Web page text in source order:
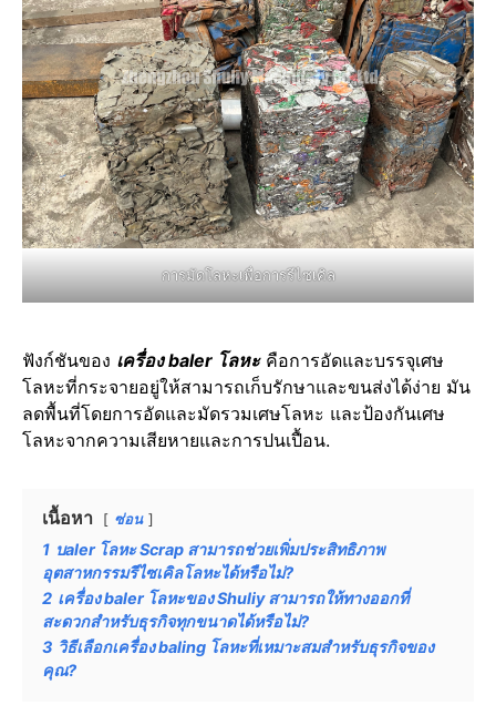
การมัดโลหะเพื่อการรีไซเคิล
ฟังก์ชันของ เครื่อง baler โลหะคือการอัดและบรรจุเศษ
โลหะที่กระจายอยู่ให้สามารถเก็บรักษาและขนส่งได้ง่าย มัน
ลดพื้นที่โดยการอัดและมัดรวมเศษโลหะ และป้องกันเศษ
โลหะจากความเสียหายและการปนเปื้อน.
เนื้อหา ซ่อน
1 บaler โลหะ Scrap สามารถช่วยเพิ่มประสิทธิภาพ
อุตสาหกรรมรีไซเคิลโลหะได้หรือไม่?
2 เครื่อง baler โลหะของ Shuliy สามารถให้ทางออกที่
สะดวกสำหรับธุรกิจทุกขนาดได้หรือไม่?
3 วิธีเลือกเครื่อง baling โลหะที่เหมาะสมสำหรับธุรกิจของ
คุณ?